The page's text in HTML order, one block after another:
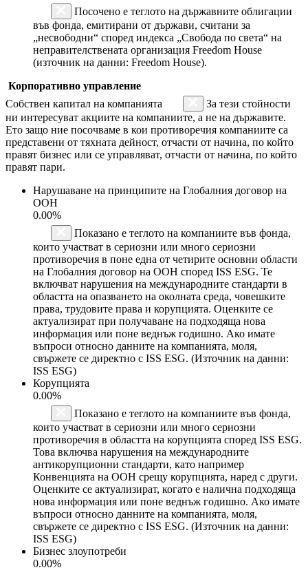
Посочено е теглото на държавните облигации
във фонда, емитирани от държави, считани за
„несвободни“ според индекса „Свобода по света“ на
неправителствената организация Freedom House
(източник на данни: Freedom House).
Корпоративно управление
Собствен капитал на компанията
За тези стойности
ни интересуват акциите на компаниите, а не на държавите.
Ето защо ние посочваме в кои противоречия компаниите са
представени от тяхната дейност, отчасти от начина, по който
правят бизнес или се управляват, отчасти от начина, по който
правят пари.
Нарушаване на принципите на Глобалния договор на
ООН
0.00%
Показано е теглото на компаниите във фонда,
които участват в сериозни или много сериозни
противоречия в поне една от четирите основни области
на Глобалния договор на ООН според ISS ESG. Те
включват нарушения на международните стандарти в
областта на опазването на околната среда, човешките
права, трудовите права и корупцията. Оценките се
актуализират при получаване на подходяща нова
информация или поне веднъж годишно. Ако имате
въпроси относно данните на компанията, моля,
свържете се директно с ISS ESG. (Източник на данни:
ISS ESG)
Корупцията
0.00%
Показано е теглото на компаниите във фонда,
които участват в сериозни или много сериозни
противоречия в областта на корупцията според ISS ESG.
Това включва нарушения на международните
антикорупционни стандарти, като например
Конвенцията на ООН срещу корупцията, наред с други.
Оценките се актуализират, когато е налична подходяща
нова информация или поне веднъж годишно. Ако имате
въпроси относно данните на компанията, моля,
свържете се директно с ISS ESG. (Източник на данни:
ISS ESG)
Бизнес злоупотреби
0.00%